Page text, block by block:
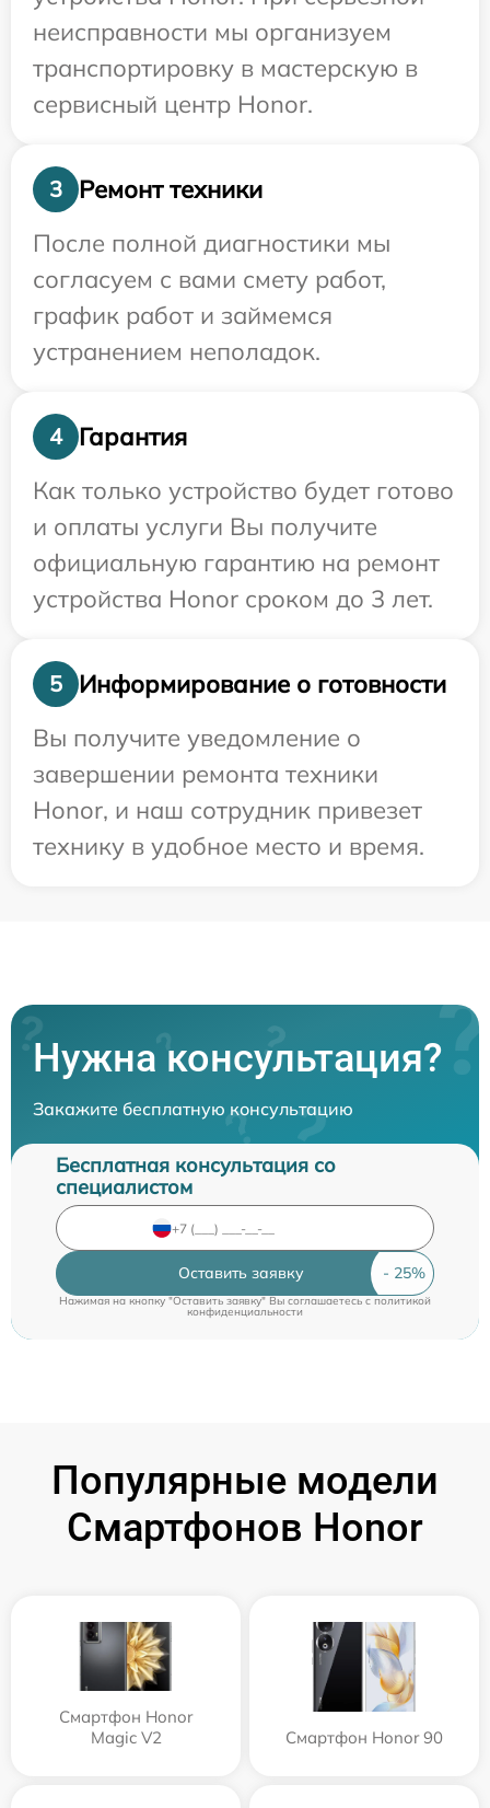
неисправности мы организуем
транспортировку в мастерскую в
сервисный центр Honor.
3
Ремонт техники
После полной диагностики мы
согласуем с вами смету работ,
график работ и займемся
устранением неполадок.
4
Гарантия
Как только устройство будет готово
и оплаты услуги Вы получите
официальную гарантию на ремонт
устройства Honor сроком до 3 лет.
5
Информирование о готовности
Вы получите уведомление о
завершении ремонта техники
Honor, и наш сотрудник привезет
технику в удобное место и время.
Нужна консультация?
Закажите бесплатную консультацию
Бесплатная консультация со
специалистом
Оставить заявку
Нажимая на кнопку "Оставить заявку" Вы соглашаетесь cполитикой
конфиденциальности
Популярные модели
Смартфонов Honor
Смартфон Honor
Magic V2
Смартфон Honor 90